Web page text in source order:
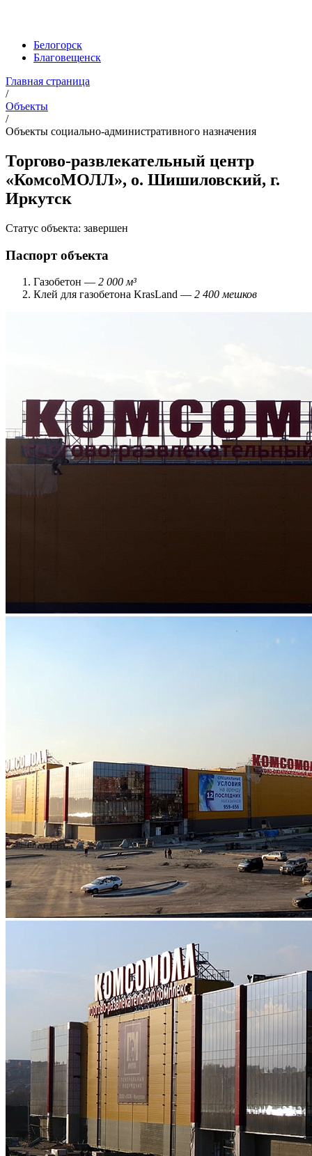
Белогорск
Благовещенск
Главная страница
/
Объекты
/
Объекты социально-административного назначения
Торгово-развлекательный центр
«КомсоМОЛЛ», о. Шишиловский, г.
Иркутск
Статус объекта: завершен
Паспорт объекта
Газобетон — 2 000 м³
Клей для газобетона KrasLand — 2 400 мешков